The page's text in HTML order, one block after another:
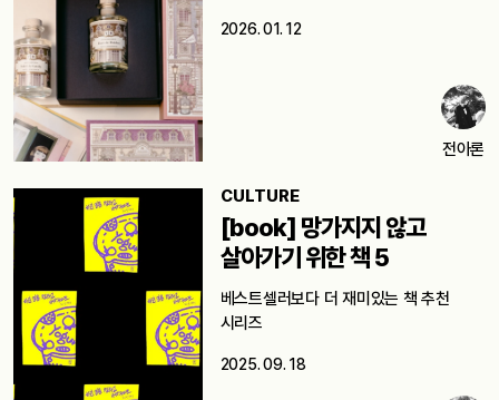
2026. 01. 12
전아론
CULTURE
[book] 망가지지 않고
살아가기 위한 책 5
베스트셀러보다 더 재미있는 책 추천
시리즈
2025. 09. 18